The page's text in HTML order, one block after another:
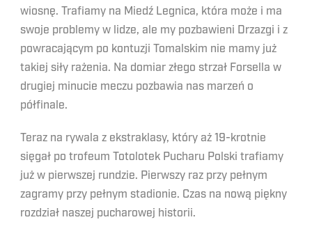
wiosnę. Trafiamy na Miedź Legnica, która może i ma
swoje problemy w lidze, ale my pozbawieni Drzazgi i z
powracającym po kontuzji Tomalskim nie mamy już
takiej siły rażenia. Na domiar złego strzał Forsella w
drugiej minucie meczu pozbawia nas marzeń o
półfinale.
Teraz na rywala z ekstraklasy, który aż 19-krotnie
sięgał po trofeum Totolotek Pucharu Polski trafiamy
już w pierwszej rundzie. Pierwszy raz przy pełnym
zagramy przy pełnym stadionie. Czas na nową piękny
rozdział naszej pucharowej historii.